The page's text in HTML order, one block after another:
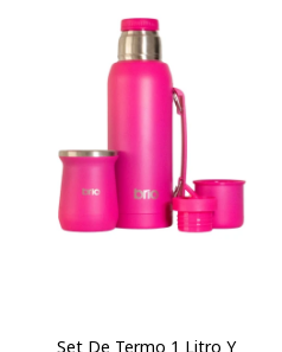
Set De Termo 1 Litro Y